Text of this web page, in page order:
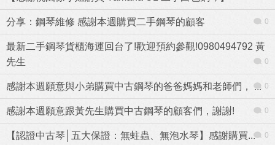
分享：鋼琴維修 感謝本週購買二手鋼琴的顧客 0
最新二手鋼琴貨櫃海運回台了!歡迎預約參觀!0980494792 黃
先生
0
感謝本週願意與小弟購買中古鋼琴的爸爸媽媽和老師們， ... 0
感謝本週願意跟黃先生購買中古鋼琴的顧客們，謝謝! 0
【認證中古琴│五大保證：無蛀蟲、無泡水琴】感謝購買... 0